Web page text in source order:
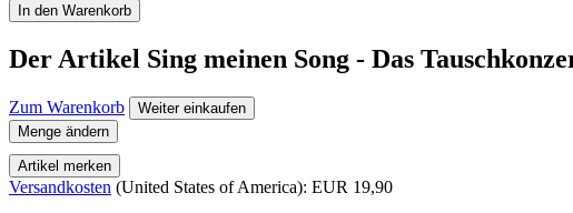
In den Warenkorb
Der Artikel Sing meinen Song - Das
Zum Warenkorb
Weiter einkaufen
Menge ändern
Artikel merken
Versandkosten (United States of America): EUR 19,90